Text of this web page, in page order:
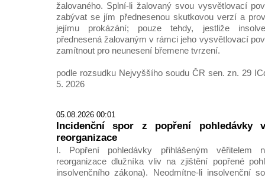
žalovaného. Splní-li žalovaný svou vysvětlovací
zabývat se jím přednesenou skutkovou verzí a
jejímu prokázání; pouze tehdy, jestliže
přednesená žalovaným v rámci jeho vysvětlovací
zamítnout pro neunesení břemene tvrzení.
podle rozsudku Nejvyššího soudu ČR sen. zn. 29
5. 2026
05.08.2026 00:01
Incidenční spor z popření pohledávky
reorganizace
I. Popření pohledávky přihlášeným věřitelem
reorganizace dlužníka vliv na zjištění popřené
insolvenčního zákona). Neodmítne-li insolvenční